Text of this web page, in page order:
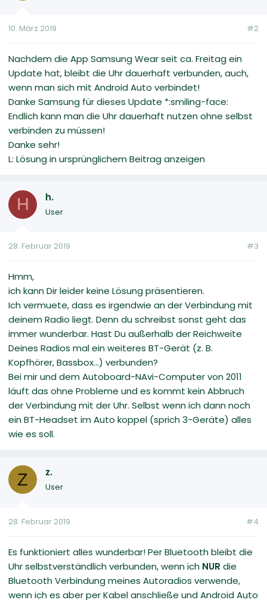
10. März 2019 #2
Nachdem die App Samsung Wear seit ca. Freitag ein
Update hat, bleibt die Uhr dauerhaft verbunden, auch,
wenn man sich mit Android Auto verbindet!
Danke Samsung für dieses Update *:smiling-face:
Endlich kann man die Uhr dauerhaft nutzen ohne selbst
verbinden zu müssen!
Danke sehr!
L: Lösung in ursprünglichem Beitrag anzeigen
H h.
User
28. Februar 2019 #3
Hmm,
ich kann Dir leider keine Lösung präsentieren.
Ich vermuete, dass es irgendwie an der Verbindung mit
deinem Radio liegt. Denn du schreibst sonst geht das
immer wunderbar. Hast Du außerhalb der Reichweite
Deines Radios mal ein weiteres BT-Gerät (z. B.
Kopfhörer, Bassbox...) verbunden?
Bei mir und dem Autoboard-NAvi-Computer von 2011
läuft das ohne Probleme und es kommt kein Abbruch
der Verbindung mit der Uhr. Selbst wenn ich dann noch
ein BT-Headset im Auto koppel (sprich 3-Geräte) alles
wie es soll.
Z z.
User
28. Februar 2019 #4
Es funktioniert alles wunderbar! Per Bluetooth bleibt die
Uhr selbstverständlich verbunden, wenn ich NUR die
Bluetooth Verbindung meines Autoradios verwende,
wenn ich es aber per Kabel anschließe und Android Auto